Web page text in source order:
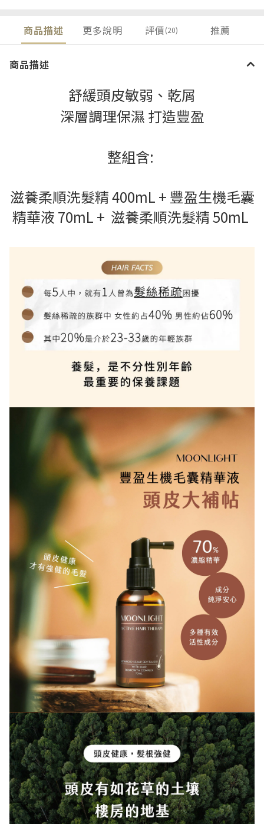
商品描述 更多說明 評價(20) 推薦
商品描述
舒緩頭皮敏弱、乾屑
深層調理保濕 打造豐盈
整組含:
滋養柔順洗髮精400mL + 豐盈生機毛囊
精華液 70mL + 滋養柔順洗髮精50mL